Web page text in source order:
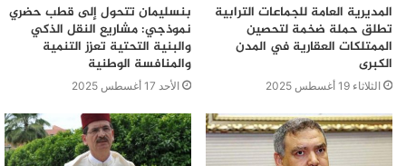
المديرية العامة للجماعات الترابية
تطلق حملة ضخمة لتحصين
الممتلكات العقارية في المدن
الكبرى
الثلاثاء 19 أغسطس 2025
بنسليمان تتحول إلى قطب حضري
نموذجي: مشاريع النقل الذكي
والبنية التحتية تعزز التنمية
والمنافسة الوطنية
الأحد 17 أغسطس 2025